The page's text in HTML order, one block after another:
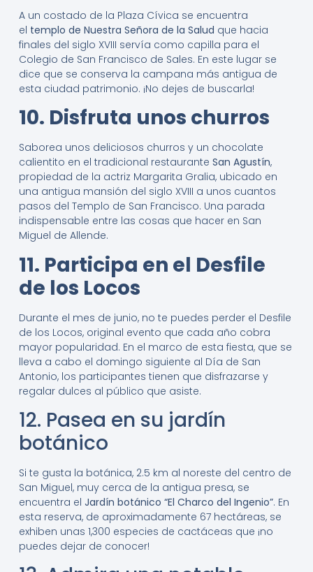
A un costado de la Plaza Cívica se encuentra
el templo de Nuestra Señora de la Salud que hacia
finales del siglo XVIII servía como capilla para el
Colegio de San Francisco de Sales. En este lugar se
dice que se conserva la campana más antigua de
esta ciudad patrimonio. ¡No dejes de buscarla!
10. Disfruta unos churros
Saborea unos deliciosos churros y un chocolate
calientito en el tradicional restaurante San Agustín,
propiedad de la actriz Margarita Gralia, ubicado en
una antigua mansión del siglo XVIII a unos cuantos
pasos del Templo de San Francisco. Una parada
indispensable entre las cosas que hacer en San
Miguel de Allende.
11. Participa en el Desfile
de los Locos
Durante el mes de junio, no te puedes perder el Desfile
de los Locos, original evento que cada año cobra
mayor popularidad. En el marco de esta fiesta, que se
lleva a cabo el domingo siguiente al Día de San
Antonio, los participantes tienen que disfrazarse y
regalar dulces al público que asiste.
12. Pasea en su jardín
botánico
Si te gusta la botánica, 2.5 km al noreste del centro de
San Miguel, muy cerca de la antigua presa, se
encuentra el Jardín botánico “El Charco del Ingenio”. En
esta reserva, de aproximadamente 67 hectáreas, se
exhiben unas 1,300 especies de cactáceas que ¡no
puedes dejar de conocer!